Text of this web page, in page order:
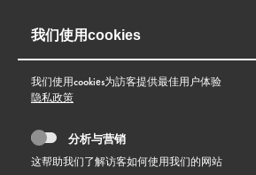
我们使用cookies
我们使用cookies为訪客提供最佳用户体验
隐私政策
分析与营销
这帮助我们了解访客如何使用我们的网站